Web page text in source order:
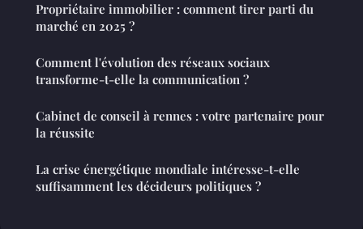
Propriétaire immobilier : comment tirer parti du
marché en 2025 ?
Comment l'évolution des réseaux sociaux
transforme-t-elle la communication ?
Cabinet de conseil à rennes : votre partenaire pour
la réussite
La crise énergétique mondiale intéresse-t-elle
suffisamment les décideurs politiques ?